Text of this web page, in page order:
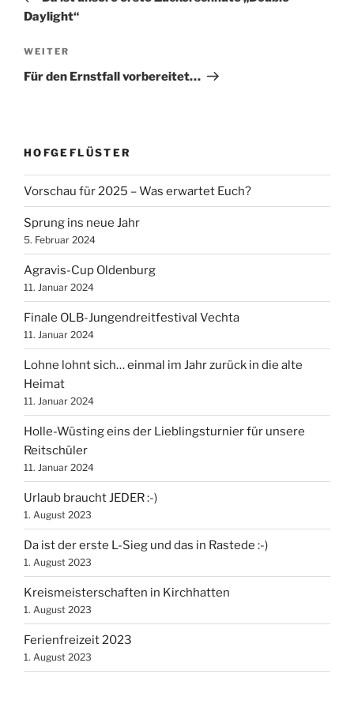
Daylight“
Nächster
Beitrag
WEITER
Für den Ernstfall vorbereitet…
HOFGEFLÜSTER
Vorschau für 2025 – Was erwartet Euch?
Sprung ins neue Jahr
5. Februar 2024
Agravis-Cup Oldenburg
11. Januar 2024
Finale OLB-Jungendreitfestival Vechta
11. Januar 2024
Lohne lohnt sich… einmal im Jahr zurück in die alte
Heimat
11. Januar 2024
Holle-Wüsting eins der Lieblingsturnier für unsere
Reitschüler
11. Januar 2024
Urlaub braucht JEDER :-)
1. August 2023
Da ist der erste L-Sieg und das in Rastede :-)
1. August 2023
Kreismeisterschaften in Kirchhatten
1. August 2023
Ferienfreizeit 2023
1. August 2023